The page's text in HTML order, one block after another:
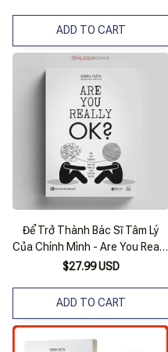
ADD TO CART
Để Trở Thành Bác Sĩ Tâm Lý
Của Chính Mình - Are You Really
Ok
$27.99 USD
ADD TO CART